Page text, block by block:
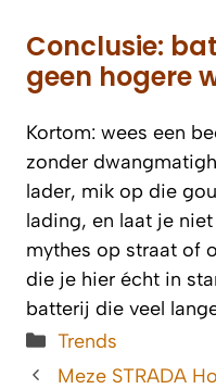
Conclusie:
geen hogere
Kortom: wees een
zonder
lader, mik op die
lading, en laat je
mythes op straat of
die je hier écht in
batterij die veel
Categorieën
Trends
Meze STRADA